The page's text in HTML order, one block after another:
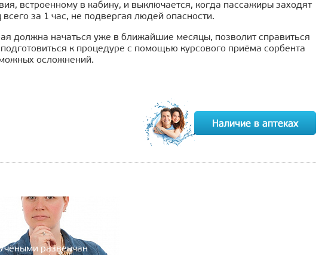
встроенному в кабину, и выключается, когда пассажиры заходят
за 1 час, не подвергая людей опасности.
должна начаться уже в ближайшие месяцы, позволит справиться
к процедуре с помощью курсового приёма сорбента
осложнений.
развенчан